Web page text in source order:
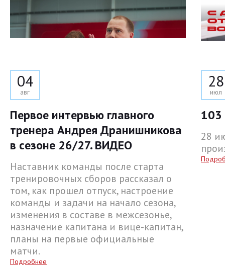
04
авг
Первое интервью главного
тренера Андрея Дранишникова
в сезоне 26/27. ВИДЕО
Наставник команды после старта
тренировочных сборов рассказал о
том, как прошел отпуск, настроение
команды и задачи на начало сезона,
изменения в составе в межсезонье,
назначение капитана и вице-капитан,
планы на первые официальные
матчи.
Подробнее
28
июл
103
28